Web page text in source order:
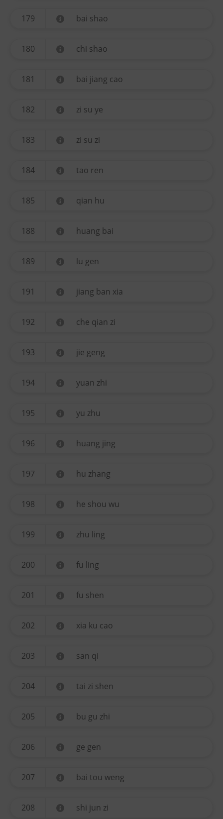
179 bai shao
180 chi shao
181 bai jiang cao
182 zi su ye
183 zi su zi
184 tao ren
185 qian hu
188 huang bai
189 lu gen
191 jiang ban xia
192 che qian zi
193 jie geng
194 yuan zhi
195 yu zhu
196 huang jing
197 hu zhang
198 he shou wu
199 zhu ling
200 fu ling
201 fu shen
202 xia ku cao
203 san qi
204 tai zi shen
205 bu gu zhi
206 ge gen
207 bai tou weng
208 shi jun zi